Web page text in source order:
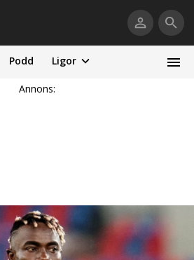
Podd Ligor
Annons: